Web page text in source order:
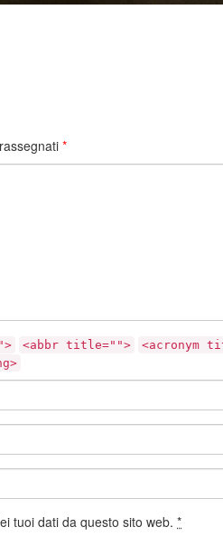
*
<abbr title=""> <acronym
tuoi dati da questo sito web. *